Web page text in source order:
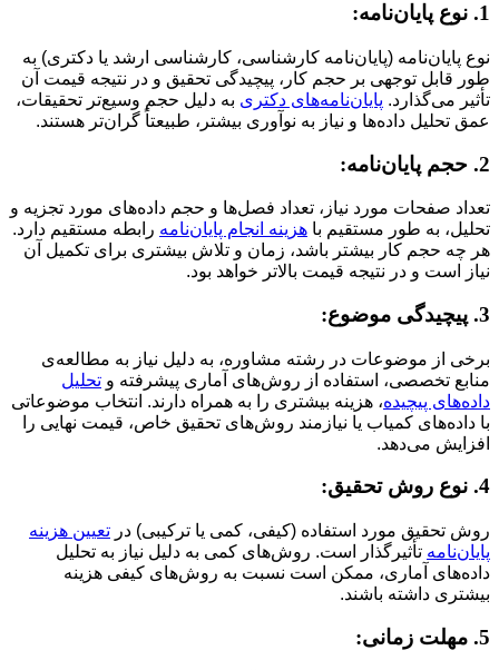
1. نوع پایان‌نامه:
نوع پایان‌نامه (پایان‌نامه کارشناسی، کارشناسی ارشد یا دکتری) به
طور قابل توجهی بر حجم کار، پیچیدگی تحقیق و در نتیجه قیمت آن
تأثیر می‌گذارد. پایان‌نامه‌های دکتری به دلیل حجم وسیع‌تر تحقیقات،
عمق تحلیل داده‌ها و نیاز به نوآوری بیشتر، طبیعتاً گران‌تر هستند.
2. حجم پایان‌نامه:
تعداد صفحات مورد نیاز، تعداد فصل‌ها و حجم داده‌های مورد تجزیه و
تحلیل، به طور مستقیم با هزینه انجام پایان‌نامه رابطه مستقیم دارد.
هر چه حجم کار بیشتر باشد، زمان و تلاش بیشتری برای تکمیل آن
نیاز است و در نتیجه قیمت بالاتر خواهد بود.
3. پیچیدگی موضوع:
برخی از موضوعات در رشته مشاوره، به دلیل نیاز به مطالعه‌ی
منابع تخصصی، استفاده از روش‌های آماری پیشرفته و تحلیل
داده‌های پیچیده، هزینه بیشتری را به همراه دارند. انتخاب موضوعاتی
با داده‌های کمیاب یا نیازمند روش‌های تحقیق خاص، قیمت نهایی را
افزایش می‌دهد.
4. نوع روش تحقیق:
روش تحقیق مورد استفاده (کیفی، کمی یا ترکیبی) در تعیین هزینه
پایان‌نامه تأثیرگذار است. روش‌های کمی به دلیل نیاز به تحلیل
داده‌های آماری، ممکن است نسبت به روش‌های کیفی هزینه
بیشتری داشته باشند.
5. مهلت زمانی: